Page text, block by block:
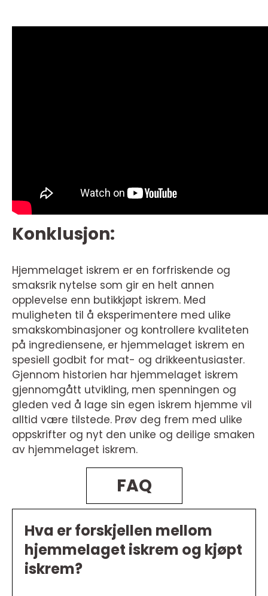
Konklusjon:
Hjemmelaget iskrem er en forfriskende og
smaksrik nytelse som gir en helt annen
opplevelse enn butikkjøpt iskrem. Med
muligheten til å eksperimentere med ulike
smakskombinasjoner og kontrollere kvaliteten
på ingrediensene, er hjemmelaget iskrem en
spesiell godbit for mat- og drikkeentusiaster.
Gjennom historien har hjemmelaget iskrem
gjennomgått utvikling, men spenningen og
gleden ved å lage sin egen iskrem hjemme vil
alltid være tilstede. Prøv deg frem med ulike
oppskrifter og nyt den unike og deilige smaken
av hjemmelaget iskrem.
FAQ
Hva er forskjellen mellom
hjemmelaget iskrem og kjøpt
iskrem?